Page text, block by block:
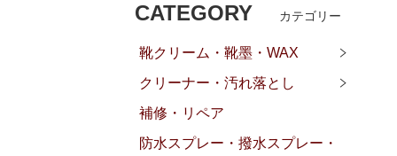
CATEGORY カテゴリー
靴クリーム・靴墨・WAX
クリーナー・汚れ落とし
補修・リペア
防水スプレー・撥水スプレー・